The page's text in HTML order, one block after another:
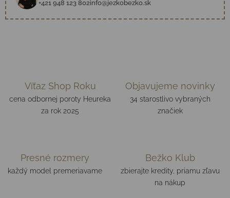
+421 948 123 802info@jezkobezko.sk
Víťaz Shop Roku
cena odbornej poroty Heureka
za rok 2025
Objavujeme novinky
34 starostlivo vybraných
značiek
Presné rozmery
každý model premeriavame
Bežko Klub
zbierajte kredity, priamu zľavu
na nákup